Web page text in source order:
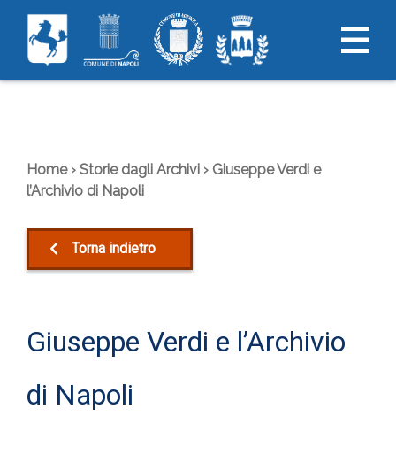
content
Home › Storie dagli Archivi › Giuseppe Verdi e
l’Archivio di Napoli
Torna indietro
Giuseppe Verdi e l’Archivio
di Napoli